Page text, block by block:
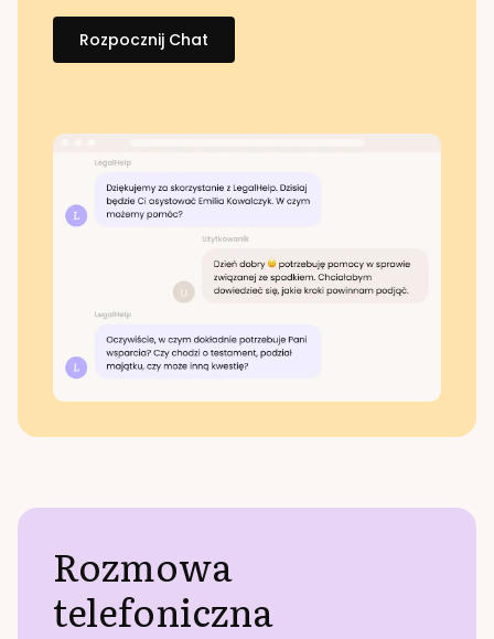
Rozpocznij Chat
Rozmowa
telefoniczna